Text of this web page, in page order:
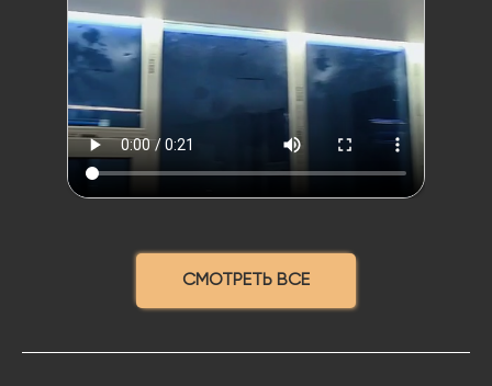
СМОТРЕТЬ ВСЕ